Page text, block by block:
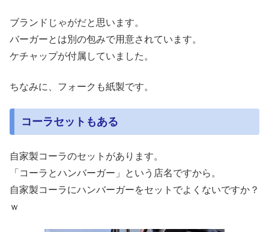
ブランドじゃがだと思います。
バーガーとは別の包みで用意されています。
ケチャップが付属していました。
ちなみに、フォークも紙製です。
コーラセットもある
自家製コーラのセットがあります。
「コーラとハンバーガー」という店名ですから。
自家製コーラにハンバーガーをセットでよくないですか？
ｗ